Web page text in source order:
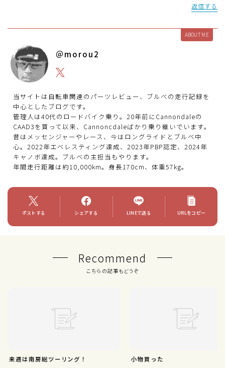
返信する
ABOUT ME
＠morou2
当サイトは自転車関連のパーツレビュー、ブルべの走行記録を
中心としたブログです。
管理人は40代のロードバイク乗り。20年前にCannondaleの
CAAD3を買って以来、Cannoncdaleばかり乗り継いでいます。
昔はメッセンジャーやレース、今はロングライドとブルベ中
心。2022年エベレスティング達成、2023年PBP認定、2024年
キャノボ達成。ブルべの主担当もやります。
年間走行距離は約10,000km。身長170cm、体重57kg。
ポストする シェアする LINEで送る URLをコピー
Recommend
こちらの記事もどうぞ
来週は南房総ツーリング！ 小物買った